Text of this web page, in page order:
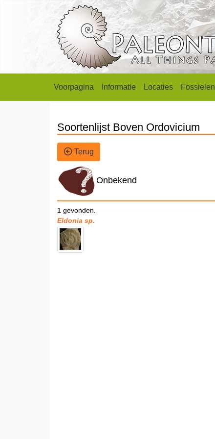
Voorpagina Informatie Locaties Fossielen
Soortenlijst Boven Ordovicium
Terug
Onbekend
1 gevonden.
Eldonia sp.